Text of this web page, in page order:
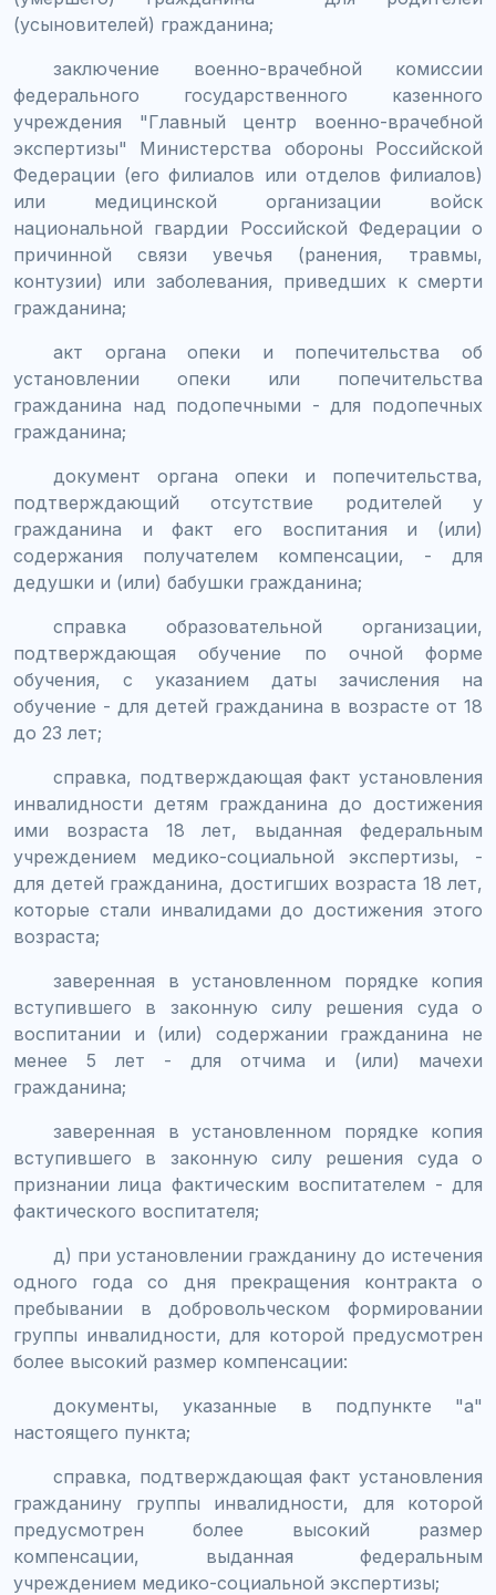
(усыновителей) гражданина;
заключение военно-врачебной комиссии
федерального государственного казенного
учреждения "Главный центр военно-врачебной
экспертизы" Министерства обороны Российской
Федерации (его филиалов или отделов филиалов)
или медицинской организации войск
национальной гвардии Российской Федерации о
причинной связи увечья (ранения, травмы,
контузии) или заболевания, приведших к смерти
гражданина;
акт органа опеки и попечительства об
установлении опеки или попечительства
гражданина над подопечными - для подопечных
гражданина;
документ органа опеки и попечительства,
подтверждающий отсутствие родителей у
гражданина и факт его воспитания и (или)
содержания получателем компенсации, - для
дедушки и (или) бабушки гражданина;
справка образовательной организации,
подтверждающая обучение по очной форме
обучения, с указанием даты зачисления на
обучение - для детей гражданина в возрасте от 18
до 23 лет;
справка, подтверждающая факт установления
инвалидности детям гражданина до достижения
ими возраста 18 лет, выданная федеральным
учреждением медико-социальной экспертизы, -
для детей гражданина, достигших возраста 18 лет,
которые стали инвалидами до достижения этого
возраста;
заверенная в установленном порядке копия
вступившего в законную силу решения суда о
воспитании и (или) содержании гражданина не
менее 5 лет - для отчима и (или) мачехи
гражданина;
заверенная в установленном порядке копия
вступившего в законную силу решения суда о
признании лица фактическим воспитателем - для
фактического воспитателя;
д) при установлении гражданину до истечения
одного года со дня прекращения контракта о
пребывании в добровольческом формировании
группы инвалидности, для которой предусмотрен
более высокий размер компенсации:
документы, указанные в подпункте "а"
настоящего пункта;
справка, подтверждающая факт установления
гражданину группы инвалидности, для которой
предусмотрен более высокий размер
компенсации, выданная федеральным
учреждением медико-социальной экспертизы;